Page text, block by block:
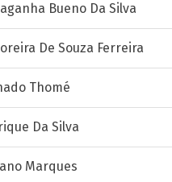
Bueno Da Silva
De Souza Ferreira
Thomé
Da Silva
Marques